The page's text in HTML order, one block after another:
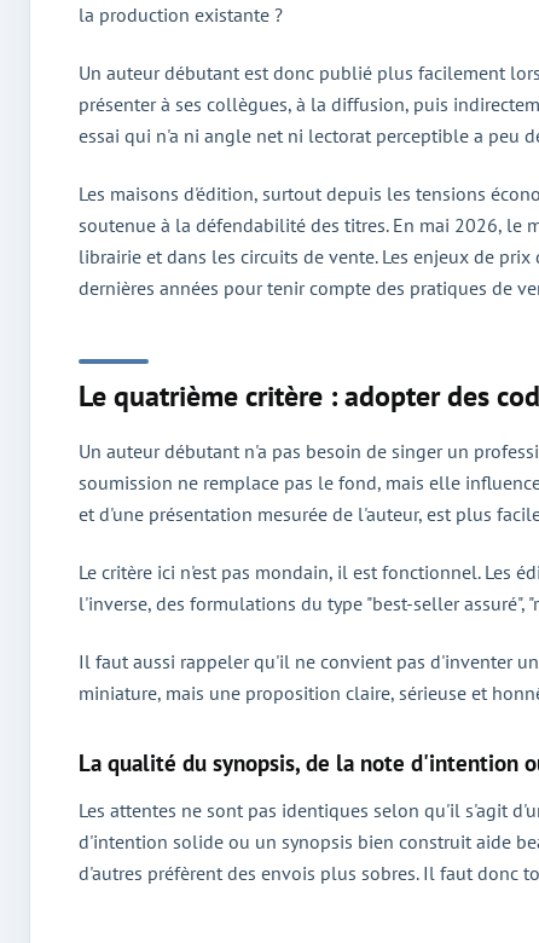
la production existante ?
Un auteur débutant est donc publié plus facilement
présenter à ses collègues, à la diffusion, puis
essai qui n'a ni angle net ni lectorat perceptible a peu
Les maisons d'édition, surtout depuis les tensions
soutenue à la défendabilité des titres. En mai 2026, le
librairie et dans les circuits de vente. Les enjeux de
dernières années pour tenir compte des pratiques de
Le quatrième critère : adopter des
Un auteur débutant n'a pas besoin de singer un
soumission ne remplace pas le fond, mais elle
et d'une présentation mesurée de l'auteur, est plus
Le critère ici n'est pas mondain, il est fonctionnel. Les
l'inverse, des formulations du type "best-seller
Il faut aussi rappeler qu'il ne convient pas d'inventer
miniature, mais une proposition claire, sérieuse et
La qualité du synopsis, de la note d'intention
Les attentes ne sont pas identiques selon qu'il s'agit
d'intention solide ou un synopsis bien construit aide
d'autres préfèrent des envois plus sobres. Il faut donc